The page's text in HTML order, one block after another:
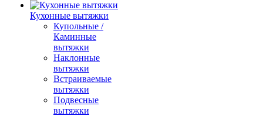
Кухонные вытяжки
Купольные /
Каминные
вытяжки
Наклонные
вытяжки
Встраиваемые
вытяжки
Подвесные
вытяжки